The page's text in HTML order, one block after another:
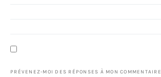
PRÉVENEZ-MOI DES RÉPONSES À MON COMMENTAIRE